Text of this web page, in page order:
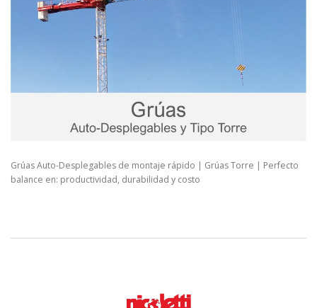
Grúas Auto-Desplegables de montaje rápido | Grúas Torre | Perfecto
balance en: productividad, durabilidad y costo